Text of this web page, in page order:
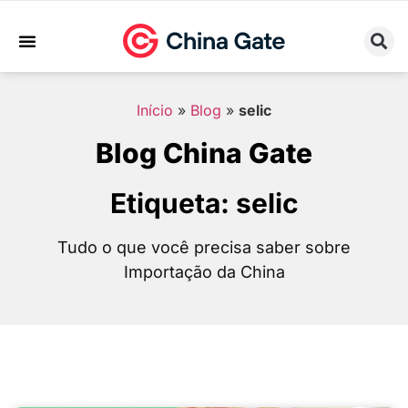
Início » Blog » selic
Blog China Gate
Etiqueta: selic
Tudo o que você precisa saber sobre
Importação da China